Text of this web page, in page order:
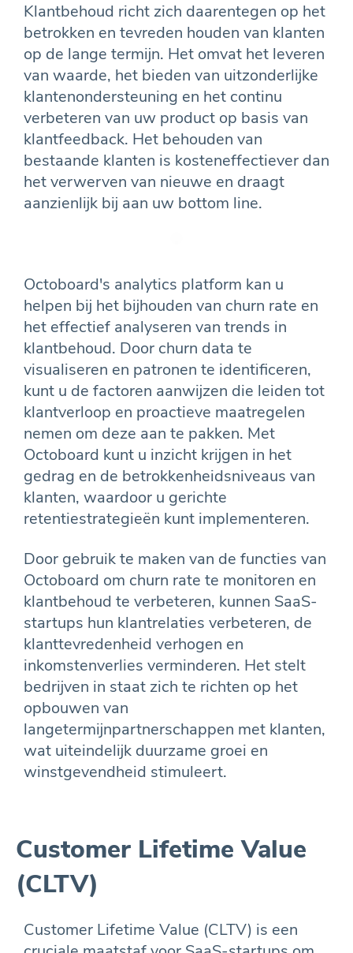
Klantbehoud richt zich daarentegen op het
betrokken en tevreden houden van klanten
op de lange termijn. Het omvat het leveren
van waarde, het bieden van uitzonderlijke
klantenondersteuning en het continu
verbeteren van uw product op basis van
klantfeedback. Het behouden van
bestaande klanten is kosteneffectiever dan
het verwerven van nieuwe en draagt
aanzienlijk bij aan uw bottom line.
Octoboard's analytics platform kan u
helpen bij het bijhouden van churn rate en
het effectief analyseren van trends in
klantbehoud. Door churn data te
visualiseren en patronen te identificeren,
kunt u de factoren aanwijzen die leiden tot
klantverloop en proactieve maatregelen
nemen om deze aan te pakken. Met
Octoboard kunt u inzicht krijgen in het
gedrag en de betrokkenheidsniveaus van
klanten, waardoor u gerichte
retentiestrategieën kunt implementeren.
Door gebruik te maken van de functies van
Octoboard om churn rate te monitoren en
klantbehoud te verbeteren, kunnen SaaS-
startups hun klantrelaties verbeteren, de
klanttevredenheid verhogen en
inkomstenverlies verminderen. Het stelt
bedrijven in staat zich te richten op het
opbouwen van
langetermijnpartnerschappen met klanten,
wat uiteindelijk duurzame groei en
winstgevendheid stimuleert.
Customer Lifetime Value
(CLTV)
Customer Lifetime Value (CLTV) is een